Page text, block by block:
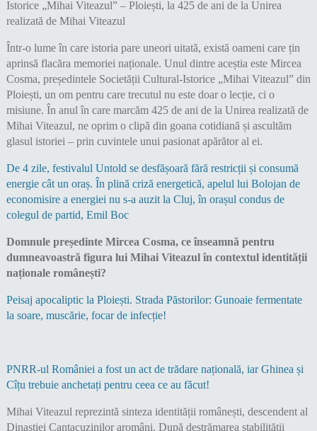
Într-o lume în care istoria pare uneori uitată, există oameni care țin
aprinsă flacăra memoriei naționale. Unul dintre aceștia este Mircea
Cosma, președintele Societății Cultural-Istorice „Mihai Viteazul” din
Ploiești, un om pentru care trecutul nu este doar o lecție, ci o
misiune. În anul în care marcăm 425 de ani de la Unirea realizată de
Mihai Viteazul, ne oprim o clipă din goana cotidiană și ascultăm
glasul istoriei – prin cuvintele unui pasionat apărător al ei.
De 4 zile, festivalul Untold se desfășoară fără restricții și consumă
energie cât un oraș. În plină criză energetică, apelul lui Bolojan de
economisire a energiei nu s-a auzit la Cluj, în orașul condus de
colegul de partid, Emil Boc
Domnule președinte Mircea Cosma, ce înseamnă pentru
dumneavoastră figura lui Mihai Viteazul în contextul identității
naționale românești?
Peisaj apocaliptic la Ploiești. Strada Păstorilor: Gunoaie fermentate
la soare, muscărie, focar de infecție!
PNRR-ul României a fost un act de trădare națională, iar Ghinea și
Cîțu trebuie anchetați pentru ceea ce au făcut!
Mihai Viteazul reprezintă sinteza identității românești, descendent al
Dinastiei Cantacuzinilor aromâni. După destrămarea stabilității